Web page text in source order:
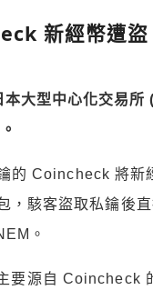
新經幣遭
本大型中心化交易所
的 Coincheck 將新
，駭客盜取私鑰後
。
要源自 Coincheck